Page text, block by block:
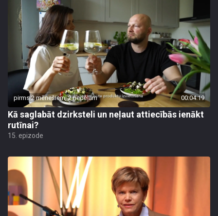
pirms 2 mēnešiem, 2 nedēļām 00:04:19
Kā saglabāt dzirksteli un neļaut attiecībās ienākt
rutīnai?
15. epizode